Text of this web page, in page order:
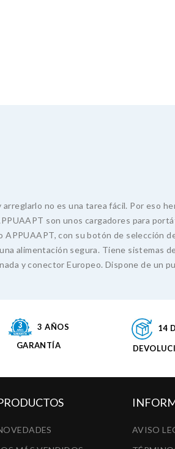
no es una tarea fácil. Por eso
son unos cargadores para
APPUAAPT, con su botón de
alimentación segura. Tiene sistemas
y conector Europeo. Dispone de un
3 AÑOS
GARANTÍA
14
AVISO